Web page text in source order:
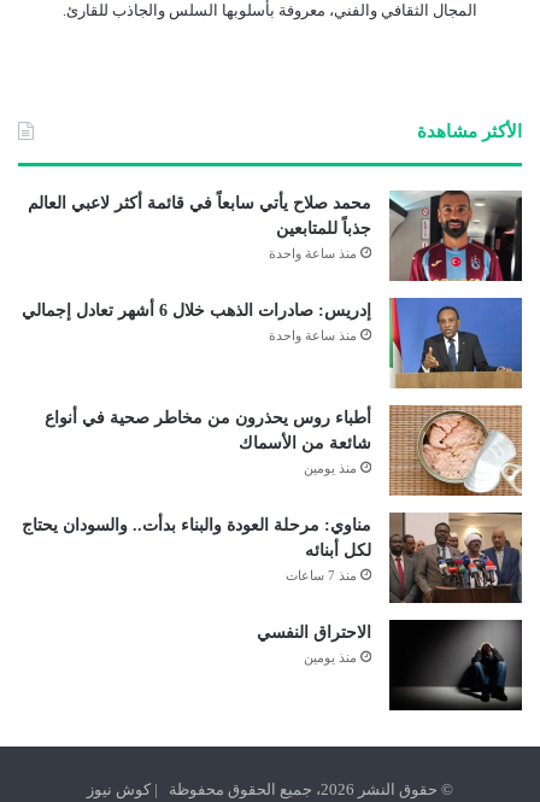
المجال الثقافي والفني، معروفة بأسلوبها السلس والجاذب للقارئ.
الأكثر مشاهدة
محمد صلاح يأتي سابعاً في قائمة أكثر لاعبي العالم
جذباً للمتابعين
منذ ساعة واحدة
إدريس: صادرات الذهب خلال 6 أشهر تعادل إجمالي
منذ ساعة واحدة
أطباء روس يحذرون من مخاطر صحية في أنواع
شائعة من الأسماك
منذ يومين
مناوي: مرحلة العودة والبناء بدأت.. والسودان يحتاج
لكل أبنائه
منذ 7 ساعات
الاحتراق النفسي
منذ يومين
© حقوق النشر 2026، جميع الحقوق محفوظة | كوش نيوز